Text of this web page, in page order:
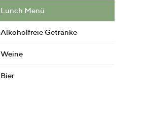
Lunch Menü
Alkoholfreie Getränke
Weine
Bier